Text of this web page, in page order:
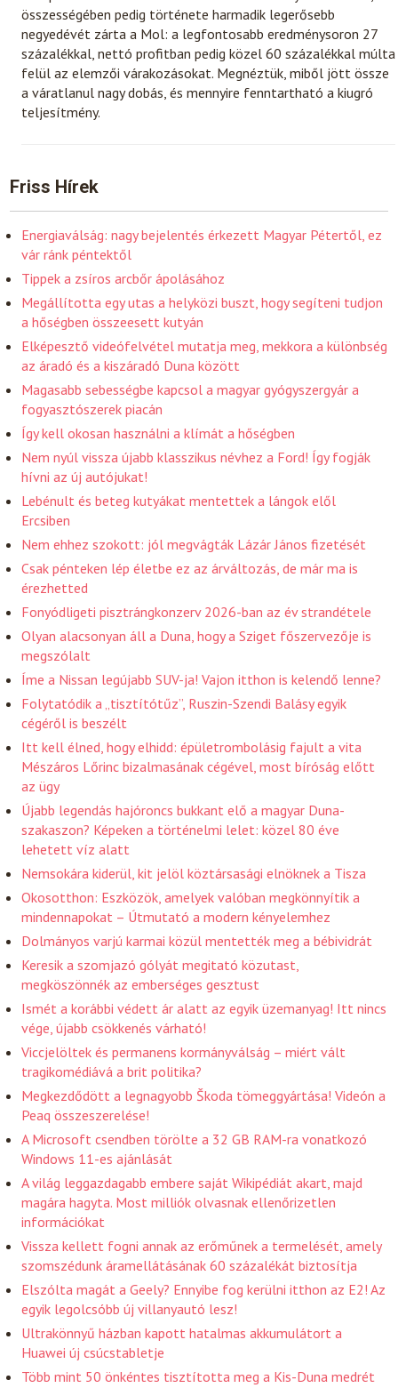
összességében pedig története harmadik legerősebb
negyedévét zárta a Mol: a legfontosabb eredménysoron 27
százalékkal, nettó profitban pedig közel 60 százalékkal múlta
felül az elemzői várakozásokat. Megnéztük, miből jött össze
a váratlanul nagy dobás, és mennyire fenntartható a kiugró
teljesítmény.
Friss Hírek
Energiaválság: nagy bejelentés érkezett Magyar Pétertől, ez
vár ránk péntektől
Tippek a zsíros arcbőr ápolásához
Megállította egy utas a helyközi buszt, hogy segíteni tudjon
a hőségben összeesett kutyán
Elképesztő videófelvétel mutatja meg, mekkora a különbség
az áradó és a kiszáradó Duna között
Magasabb sebességbe kapcsol a magyar gyógyszergyár a
fogyasztószerek piacán
Így kell okosan használni a klímát a hőségben
Nem nyúl vissza újabb klasszikus névhez a Ford! Így fogják
hívni az új autójukat!
Lebénult és beteg kutyákat mentettek a lángok elől
Ercsiben
Nem ehhez szokott: jól megvágták Lázár János fizetését
Csak pénteken lép életbe ez az árváltozás, de már ma is
érezhetted
Fonyódligeti pisztrángkonzerv 2026-ban az év strandétele
Olyan alacsonyan áll a Duna, hogy a Sziget főszervezője is
megszólalt
Íme a Nissan legújabb SUV-ja! Vajon itthon is kelendő lenne?
Folytatódik a „tisztítótűz”, Ruszin-Szendi Balásy egyik
cégéről is beszélt
Itt kell élned, hogy elhidd: épületrombolásig fajult a vita
Mészáros Lőrinc bizalmasának cégével, most bíróság előtt
az ügy
Újabb legendás hajóroncs bukkant elő a magyar Duna-
szakaszon? Képeken a történelmi lelet: közel 80 éve
lehetett víz alatt
Nemsokára kiderül, kit jelöl köztársasági elnöknek a Tisza
Okosotthon: Eszközök, amelyek valóban megkönnyítik a
mindennapokat – Útmutató a modern kényelemhez
Dolmányos varjú karmai közül mentették meg a bébividrát
Keresik a szomjazó gólyát megitató közutast,
megköszönnék az emberséges gesztust
Ismét a korábbi védett ár alatt az egyik üzemanyag! Itt nincs
vége, újabb csökkenés várható!
Viccjelöltek és permanens kormányválság – miért vált
tragikomédiává a brit politika?
Megkezdődött a legnagyobb Škoda tömeggyártása! Videón a
Peaq összeszerelése!
A Microsoft csendben törölte a 32 GB RAM-ra vonatkozó
Windows 11-es ajánlását
A világ leggazdagabb embere saját Wikipédiát akart, majd
magára hagyta. Most milliók olvasnak ellenőrizetlen
információkat
Vissza kellett fogni annak az erőműnek a termelését, amely
szomszédunk áramellátásának 60 százalékát biztosítja
Elszólta magát a Geely? Ennyibe fog kerülni itthon az E2! Az
egyik legolcsóbb új villanyautó lesz!
Ultrakönnyű házban kapott hatalmas akkumulátort a
Huawei új csúcstabletje
Több mint 50 önkéntes tisztította meg a Kis-Duna medrét